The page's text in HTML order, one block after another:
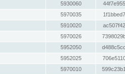
5930060
5970035
5910020
5970026
5952050
5952025
5970010